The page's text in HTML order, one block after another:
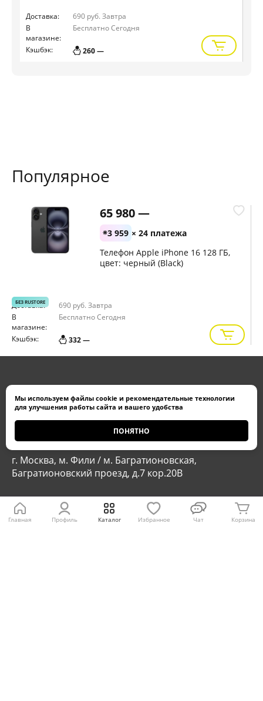
Главная Профиль Каталог Избранное Чат Корзина
Доставка: 690 руб. Завтра
В
магазине:
БесплатноСегодня
Кэшбэк: 260 —
Популярное
БЕЗ RUSTORE
65 980 —
3 959 × 24 платежа
Телефон Apple iPhone 16 128 ГБ,
цвет: черный (Black)
Доставка: 690 руб. Завтра
В
магазине:
БесплатноСегодня
Кэшбэк: 332 —
+7 (499) 648-77-77
Обратный звонок
г. Москва, м. Молодежная, Рублевское шоссе, 101
г. Москва, м. Фили / м. Багратионовская,
Багратионовский проезд, д.7 кор.20В
Мы в соцсетях
Мы используем файлы cookie и рекомендательные технологии
для улучшения работы сайта и вашего удобства
ПОНЯТНО